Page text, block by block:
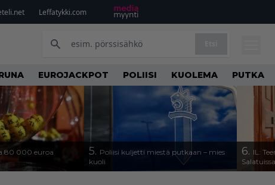
Leffatykki.com
EUROJACKPOT POLIISI KUOLEMA PUTKA
80 000 euroa
5. Poliisi kuljetti miestä putkaan – mies
kuoli
6. IL: